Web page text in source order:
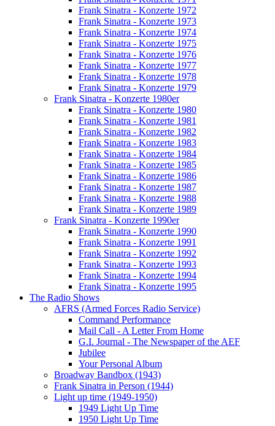
Frank Sinatra - Konzerte 1972
Frank Sinatra - Konzerte 1973
Frank Sinatra - Konzerte 1974
Frank Sinatra - Konzerte 1975
Frank Sinatra - Konzerte 1976
Frank Sinatra - Konzerte 1977
Frank Sinatra - Konzerte 1978
Frank Sinatra - Konzerte 1979
Frank Sinatra - Konzerte 1980er
Frank Sinatra - Konzerte 1980
Frank Sinatra - Konzerte 1981
Frank Sinatra - Konzerte 1982
Frank Sinatra - Konzerte 1983
Frank Sinatra - Konzerte 1984
Frank Sinatra - Konzerte 1985
Frank Sinatra - Konzerte 1986
Frank Sinatra - Konzerte 1987
Frank Sinatra - Konzerte 1988
Frank Sinatra - Konzerte 1989
Frank Sinatra - Konzerte 1990er
Frank Sinatra - Konzerte 1990
Frank Sinatra - Konzerte 1991
Frank Sinatra - Konzerte 1992
Frank Sinatra - Konzerte 1993
Frank Sinatra - Konzerte 1994
Frank Sinatra - Konzerte 1995
The Radio Shows
AFRS (Armed Forces Radio Service)
Command Performance
Mail Call - A Letter From Home
G.I. Journal - The Newspaper of the AEF
Jubilee
Your Personal Album
Broadway Bandbox (1943)
Frank Sinatra in Person (1944)
Light up time (1949-1950)
1949 Light Up Time
1950 Light Up Time